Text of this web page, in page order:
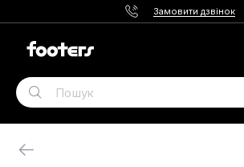
Замовити дзвінок